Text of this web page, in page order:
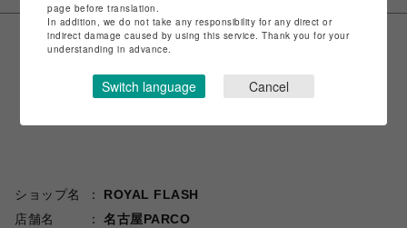
ショップ名
ROYAL FLASH
店舗名
名古屋PARCO
page before translation.
In addition, we do not take any responsibility for any direct or
indirect damage caused by using this service. Thank you for your
understanding in advance.
Switch language Cancel